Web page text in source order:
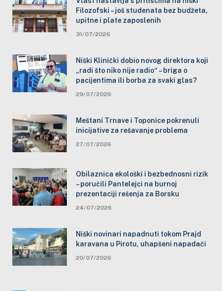
Filozofski – još studenata bez budžeta,
upitne i plate zaposlenih
31/07/2026
Niški Klinički dobio novog direktora koji
„radi što niko nije radio“ – briga o
pacijentima ili borba za svaki glas?
29/07/2026
Meštani Trnave i Toponice pokrenuli
inicijative za rešavanje problema
27/07/2026
Obilaznica ekološki i bezbednosni rizik
– poručili Pantelejci na burnoj
prezentaciji rešenja za Borsku
24/07/2026
Niški novinari napadnuti tokom Prajd
karavana u Pirotu, uhapšeni napadači
20/07/2026